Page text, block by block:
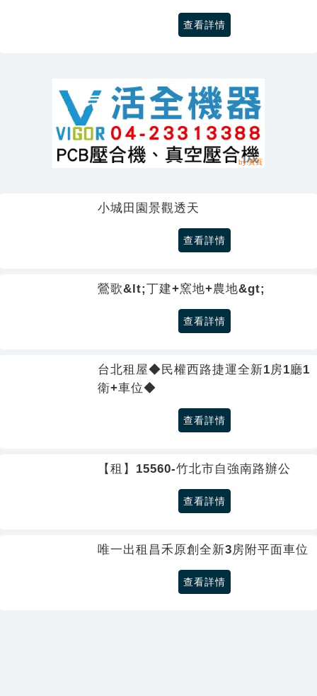
查看詳情
小城田園景觀透天
查看詳情
鶯歌&lt;丁建+窯地+農地&gt;
查看詳情
台北租屋◆民權西路捷運全新1房1廳1
衛+車位◆
查看詳情
【租】15560-竹北市自強南路辦公
查看詳情
唯一出租昌禾原創全新3房附平面車位
查看詳情